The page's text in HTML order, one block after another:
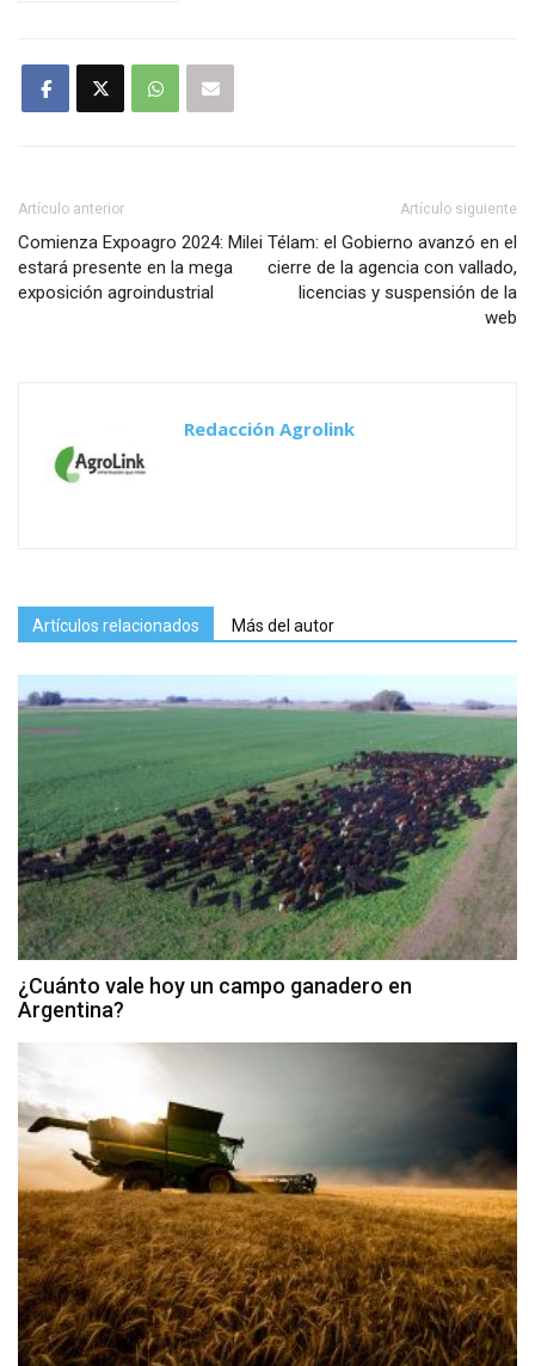
Artículo anterior
Comienza Expoagro 2024: Milei
estará presente en la mega
exposición agroindustrial
Artículo siguiente
Télam: el Gobierno avanzó en el
cierre de la agencia con vallado,
licencias y suspensión de la
web
Redacción Agrolink
Artículos relacionados Más del autor
¿Cuánto vale hoy un campo ganadero en
Argentina?